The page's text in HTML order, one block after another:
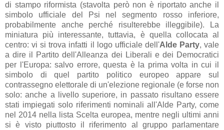
di stampo riformista (stavolta però non è riportato anche il
simbolo ufficiale del Psi nel segmento rosso inferiore,
probabilmente anche perché risulterebbe illeggibile). La
miniatura più interessante, tuttavia, è quella collocata al
centro: vi si trova infatti il logo ufficiale dell'Alde Party, vale
a dire il Partito dell'Alleanza dei Liberali e dei Democratici
per l'Europa: salvo errore, questa è la prima volta in cui il
simbolo di quel partito politico europeo appare sul
contrassegno elettorale di un'elezione regionale (e forse non
solo: anche a livello superiore, in passato risultano essere
stati impiegati solo riferimenti nominali all'Alde Party, come
nel 2014 nella lista Scelta europea, mentre negli ultimi anni
si è visto piuttosto il riferimento al gruppo parlamentare